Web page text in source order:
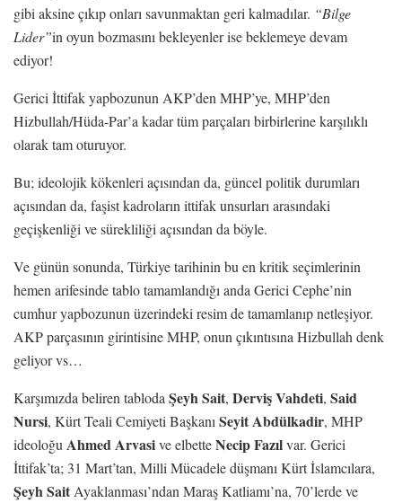
gibi aksine çıkıp onları savunmaktan geri kalmadılar. “Bilge
Lider”in oyun bozmasını bekleyenler ise beklemeye devam
ediyor!
Gerici İttifak yapbozunun AKP’den MHP’ye, MHP’den
Hizbullah/Hüda-Par’a kadar tüm parçaları birbirlerine karşılıklı
olarak tam oturuyor.
Bu; ideolojik kökenleri açısından da, güncel politik durumları
açısından da, faşist kadroların ittifak unsurları arasındaki
geçişkenliği ve sürekliliği açısından da böyle.
Ve günün sonunda, Türkiye tarihinin bu en kritik seçimlerinin
hemen arifesinde tablo tamamlandığı anda Gerici Cephe’nin
cumhur yapbozunun üzerindeki resim de tamamlanıp netleşiyor.
AKP parçasının girintisine MHP, onun çıkıntısına Hizbullah denk
geliyor vs…
Karşımızda beliren tabloda Şeyh Sait, Derviş Vahdeti, Said
Nursi, Kürt Teali Cemiyeti Başkanı Seyit Abdülkadir, MHP
ideoloğu Ahmed Arvasive elbetteNecip Fazılvar. Gerici
İttifak’ta; 31 Mart’tan, Milli Mücadele düşmanı Kürt İslamcılara,
Şeyh Sait Ayaklanması’ndan Maraş Katliamı’na, 70’lerde ve